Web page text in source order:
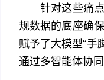
针对这些痛
规数据的底座确
赋予了大模型“手
通过多智能体协